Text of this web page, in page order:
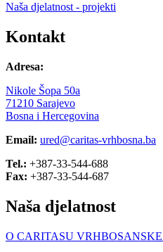
Naša djelatnost - projekti
Kontakt
Adresa:
Nikole Šopa 50a
71210 Sarajevo
Bosna i Hercegovina
Email: ured@caritas-vrhbosna.ba
Tel.: +387-33-544-688
Fax: +387-33-544-687
Naša djelatnost
O CARITASU